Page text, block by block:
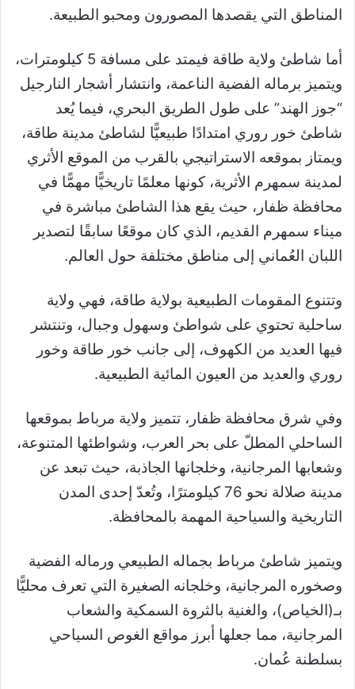
المناطق التي يقصدها المصورون ومحبو الطبيعة.
أما شاطئ ولاية طاقة فيمتد على مسافة 5 كيلومترات،
ويتميز برماله الفضية الناعمة، وانتشار أشجار النارجيل
“جوز الهند” على طول الطريق البحري، فيما يُعد
شاطئ خور روري امتدادًا طبيعيًّا لشاطئ مدينة طاقة،
ويمتاز بموقعه الاستراتيجي بالقرب من الموقع الأثري
لمدينة سمهرم الأثرية، كونها معلمًا تاريخيًّا مهمًّا في
محافظة ظفار، حيث يقع هذا الشاطئ مباشرة في
ميناء سمهرم القديم، الذي كان موقعًا سابقًا لتصدير
اللبان العُماني إلى مناطق مختلفة حول العالم.
وتتنوع المقومات الطبيعية بولاية طاقة، فهي ولاية
ساحلية تحتوي على شواطئ وسهول وجبال، وتنتشر
فيها العديد من الكهوف، إلى جانب خور طاقة وخور
روري والعديد من العيون المائية الطبيعية.
وفي شرق محافظة ظفار، تتميز ولاية مرباط بموقعها
الساحلي المطلّ على بحر العرب، وشواطئها المتنوعة،
وشعابها المرجانية، وخلجانها الجاذبة، حيث تبعد عن
مدينة صلالة نحو 76 كيلومترًا، وتُعدّ إحدى ‏المدن
‏التاريخية والسياحية المهمة ‏بالمحافظة.
ويتميز شاطئ مرباط بجماله الطبيعي ورماله الفضية
وصخوره المرجانية، وخلجانه الصغيرة التي تعرف محليًّا
بـ(الخياص)، والغنية بالثروة السمكية والشعاب
المرجانية، مما جعلها أبرز مواقع الغوص السياحي
بسلطنة عُمان.